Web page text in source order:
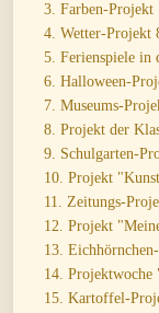
3. Farben-Projekt
4. Wetter-Projekt
5. Ferienspiele in
6. Halloween-
7. Museums-
8. Projekt der
9. Schulgarten-
10. Projekt
11. Zeitungs-
12. Projekt
13.
14. Projektwoche
15. Kartoffel-